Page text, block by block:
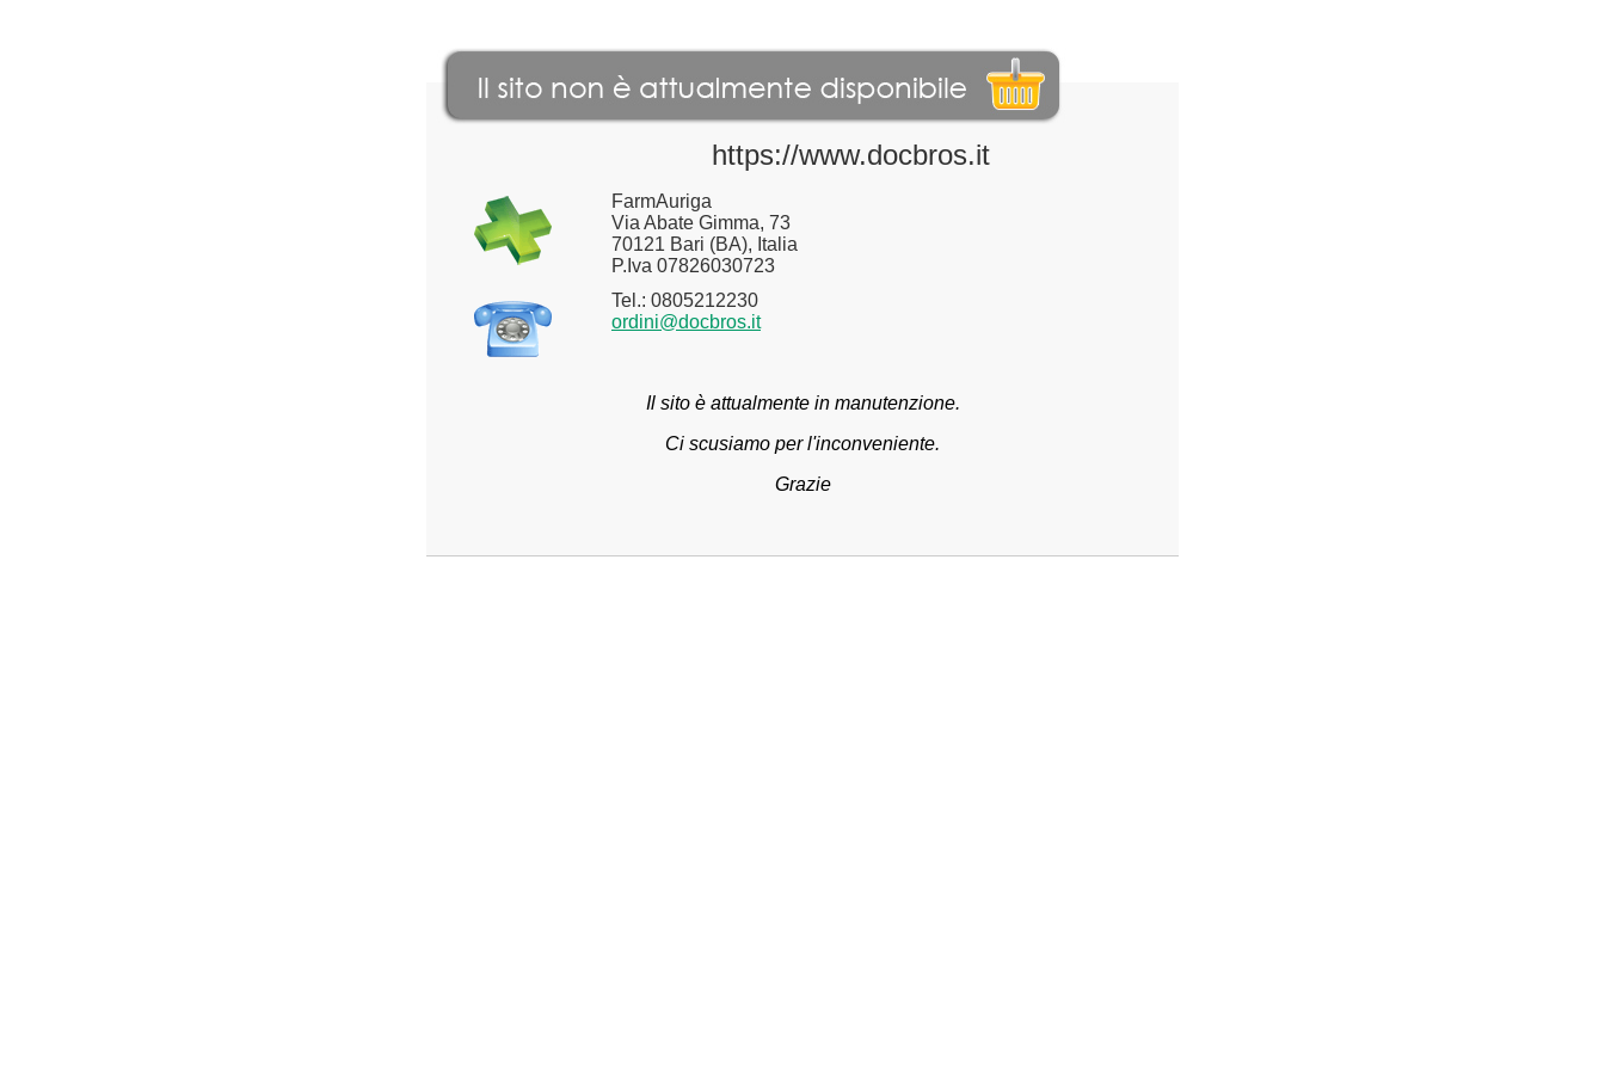
https://www.docbros.it
FarmAuriga
Via Abate Gimma, 73
70121 Bari (BA), Italia
P.Iva 07826030723
Tel.: 0805212230
ordini@docbros.it
Il sito è attualmente in manutenzione.
Ci scusiamo per l'inconveniente.
Grazie